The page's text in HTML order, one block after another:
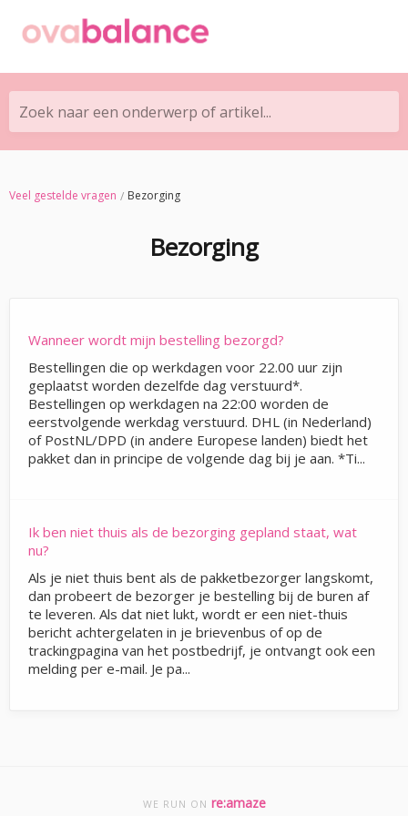
Zoek naar een onderwerp of artikel...
Veel gestelde vragen Bezorging
Bezorging
Wanneer wordt mijn bestelling bezorgd?
Bestellingen die op werkdagen voor 22.00 uur zijn
geplaatst worden dezelfde dag verstuurd*.
Bestellingen op werkdagen na 22:00 worden de
eerstvolgende werkdag verstuurd. DHL (in Nederland)
of PostNL/DPD (in andere Europese landen) biedt het
pakket dan in principe de volgende dag bij je aan. *Ti...
Ik ben niet thuis als de bezorging gepland staat, wat
nu?
Als je niet thuis bent als de pakketbezorger langskomt,
dan probeert de bezorger je bestelling bij de buren af
te leveren. Als dat niet lukt, wordt er een niet-thuis
bericht achtergelaten in je brievenbus of op de
trackingpagina van het postbedrijf, je ontvangt ook een
melding per e-mail. Je pa...
WE RUN ON re:amaze